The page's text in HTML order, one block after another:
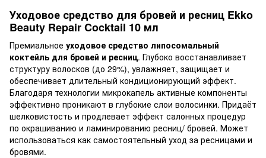
Уходовое средство для бровей и ресниц Ekko
Beauty Repair Cocktail 10 мл
Премиальное уходовое средство липосомальный
коктейль для бровей и ресниц. Глубоко восстанавливает
структуру волосков (до 29%), увлажняет, защищает и
обеспечивает длительный кондиционирующий эффект.
Благодаря технологии микрокапель активные компоненты
эффективно проникают в глубокие слои волосинки. Придаёт
шелковистость и продлевает эффект салонных процедур
по окрашиванию и ламинированию ресниц/ бровей. Может
использоваться как самостоятельный уход за ресницами и
бровями.